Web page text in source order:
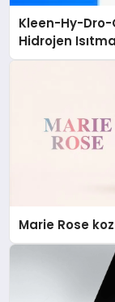
Kleen-Hy-Dro-
Hidrojen
Düzenleyici
Marie Rose